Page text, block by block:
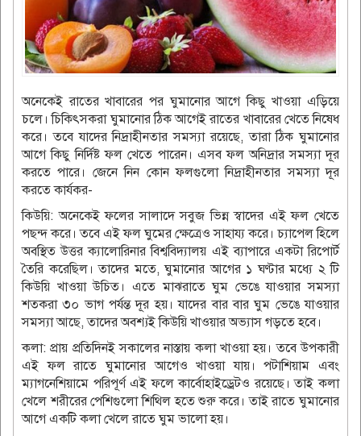
অনেকেই রাতের খাবারের পর ঘুমানোর আগে কিছু খাওয়া এড়িয়ে
চলে। চিকিৎসকরা ঘুমানোর ঠিক আগেই রাতের খাবারের খেতে নিষেধ
করে। তবে যাদের নিদ্রাহীনতার সমস্যা রয়েছে, তারা ঠিক ঘুমানোর
আগে কিছু নির্দিষ্ট ফল খেতে পারেন। এসব ফল অনিদ্রার সমস্যা দূর
করতে পারে। জেনে নিন কোন ফলগুলো নিদ্রাহীনতার সমস্যা দূর
করতে কার্যকর-
কিউয়ি: অনেকেই ফলের সালাদে সবুজ ভিন্ন স্বাদের এই ফল খেতে
পছন্দ করে। তবে এই ফল ঘুমের ক্ষেত্রেও সাহায্য করে। চ্যাপেল হিলে
অবস্থিত উত্তর ক্যালোরিনার বিশ্ববিদ্যালয় এই ব্যাপারে একটা রিপোর্ট
তৈরি করেছিল। তাদের মতে, ঘুমানোর আগের ১ ঘণ্টার মধ্যে ২ টি
কিউয়ি খাওয়া উচিত। এতে মাঝরাতে ঘুম ভেঙে যাওয়ার সমস্যা
শতকরা ৩০ ভাগ পর্যন্ত দূর হয়। যাদের বার বার ঘুম ভেঙে যাওয়ার
সমস্যা আছে, তাদের অবশ্যই কিউয়ি খাওয়ার অভ্যাস গড়তে হবে।
কলা: প্রায় প্রতিদিনই সকালের নাস্তায় কলা খাওয়া হয়। তবে উপকারী
এই ফল রাতে ঘুমানোর আগেও খাওয়া যায়। পটাশিয়াম এবং
ম্যাগনেশিয়ামে পরিপূর্ণ এই ফলে কার্বোহাইড্রেটও রয়েছে। তাই কলা
খেলে শরীরের পেশিগুলো শিথিল হতে শুরু করে। তাই রাতে ঘুমানোর
আগে একটি কলা খেলে রাতে ঘুম ভালো হয়।